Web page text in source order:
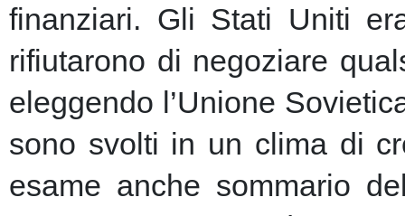
finanziari. Gli Stati Uniti
rifiutarono di negoziare
eleggendo l’Unione
sono svolti in un clima di
esame anche sommario